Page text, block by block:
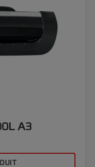
A3